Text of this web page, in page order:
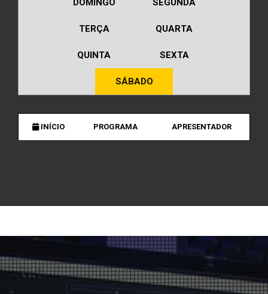
DOMINGO SEGUNDA
TERÇA QUARTA
QUINTA SEXTA
SÁBADO
INÍCIO PROGRAMA APRESENTADOR